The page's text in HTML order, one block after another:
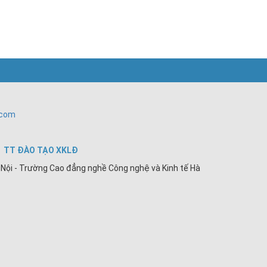
TT ĐÀO TẠO XKLĐ
- Trường Cao đẳng nghề Công nghệ và Kinh tế Hà